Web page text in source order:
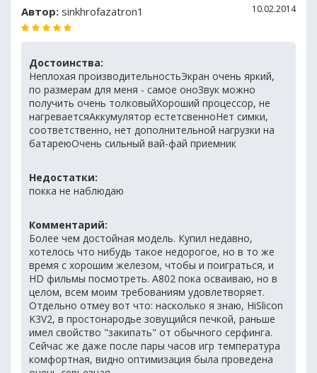
Автор: sinkhrofazatron1 10.02.2014
Достоинства:
Неплохая производительностьЭкран очень яркий,
по размерам для меня - самое оноЗвук можно
получить очень толковыйХороший процессор, не
нагреваетсяАккумулятор естетсвенноНет симки,
соответственно, нет дополнительной нагрузки на
батареюОчень сильный вай-фай приемник
Недостатки:
покка не наблюдаю
Комментарий:
Более чем достойная модель. Купил недавно,
хотелось что нибудь такое недорогое, но в то же
время с хорошим железом, чтобы и поиграться, и
HD фильмы посмотреть. А802 пока осваиваю, но в
целом, всем моим требованиям удовлетворяет.
Отдельно отмеу вот что: насколько я знаю, HiSlicon
K3V2, в простонародье зовущийся печкой, раньше
имел свойство "закипать" от обычного серфинга.
Сейчас же даже после пары часов игр температура
комфортная, видно оптимизация была проведена